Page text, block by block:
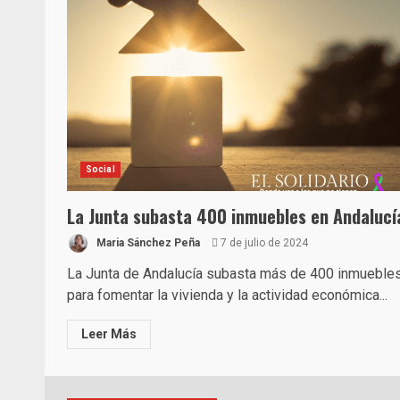
Social
La Junta subasta 400 inmuebles en
Maria Sánchez Peña 7 de julio de 2024
La Junta de Andalucía subasta más de 400
para fomentar la vivienda y la actividad económica...
Leer Más